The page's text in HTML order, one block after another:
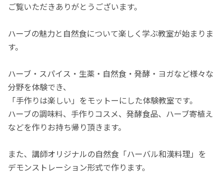
ご覧いただきありがとうございます。
ハーブの魅力と自然食について楽しく学ぶ教室が始まりま
す。
ハーブ・スパイス・生薬・自然食・発酵・ヨガなど様々な
分野を体験でき、
「手作りは楽しい」をモットーにした体験教室です。
ハーブの調味料、手作りコスメ、発酵食品、ハーブ寄植え
などを作りお持ち帰り頂きます。
また、講師オリジナルの自然食「ハーバル和漢料理」を
デモンストレーション形式で作ります。